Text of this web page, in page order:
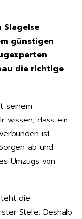
Slagelse
günstigen
die richtige
seinem
wissen, dass ein
ist.
ab und
Umzugs von
die
Stelle. Deshalb